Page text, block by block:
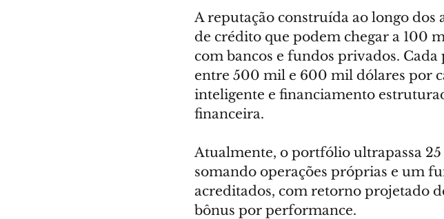
A reputação construída ao longo dos
de crédito que podem chegar a 100
com bancos e fundos privados.
entre 500 mil e 600 mil dólares por
inteligente e financiamento
financeira.
Atualmente, o portfólio ultrapassa
somando operações próprias e um
acreditados, com retorno projetado
bônus por performance.